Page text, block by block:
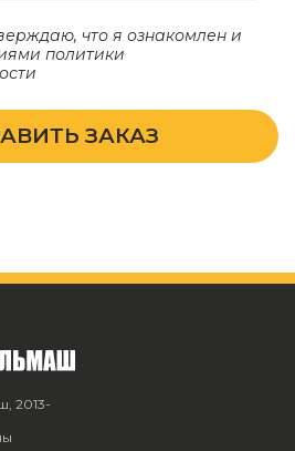
что я ознакомлен и
политики
ЗАКАЗ
2013-